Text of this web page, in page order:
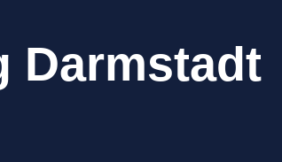
Darmstadt